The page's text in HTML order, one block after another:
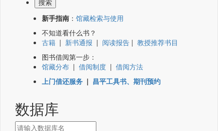
新手指南 ： 馆藏检索与使用
不知道看什么书？
古籍 | 新书通报 | 阅读报告 | 教授推荐书目
图书借阅第一步：
馆藏分布 | 借阅制度 | 借阅方法
上门借还服务 | 昌平工具书、期刊预约
数据库